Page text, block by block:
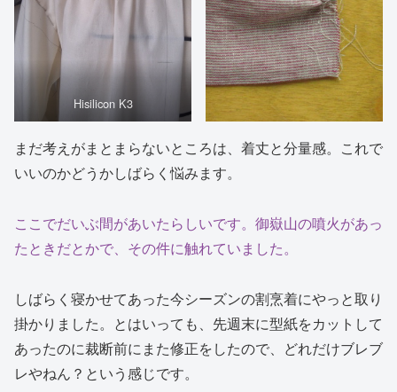
Hisilicon K3
まだ考えがまとまらないところは、着丈と分量感。これで
いいのかどうかしばらく悩みます。
ここでだいぶ間があいたらしいです。御嶽山の噴火があっ
たときだとかで、その件に触れていました。
しばらく寝かせてあった今シーズンの割烹着にやっと取り
掛かりました。とはいっても、先週末に型紙をカットして
あったのに裁断前にまた修正をしたので、どれだけブレブ
レやねん？という感じです。